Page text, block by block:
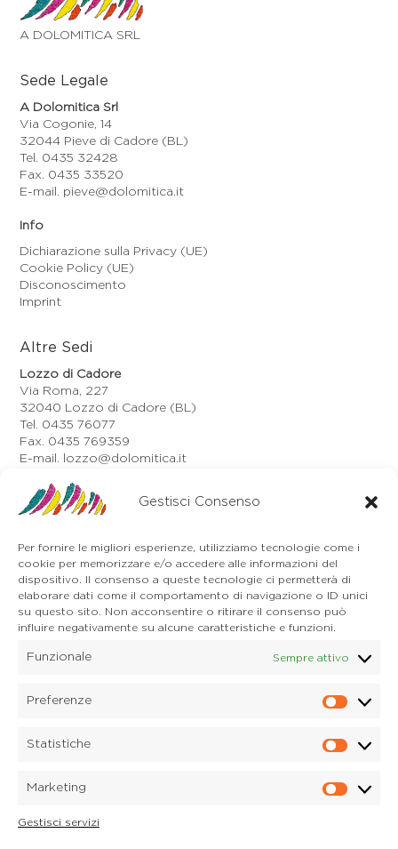
Gestisci Consenso
Per fornire le migliori esperienze, utilizziamo tecnologie come i
cookie per memorizzare e/o accedere alle informazioni del
dispositivo. Il consenso a queste tecnologie ci permetterà di
elaborare dati come il comportamento di navigazione o ID unici
su questo sito. Non acconsentire o ritirare il consenso può
influire negativamente su alcune caratteristiche e funzioni.
Funzionale Sempre attivo
Preferenze
Statistiche
Marketing
Gestisci servizi
A DOLOMITICA SRL
Sede Legale
A Dolomitica Srl
Via Cogonie, 14
32044 Pieve di Cadore (BL)
Tel. 0435 32428
Fax. 0435 33520
E-mail. pieve@dolomitica.it
Info
Dichiarazione sulla Privacy (UE)
Cookie Policy (UE)
Disconoscimento
Imprint
Altre Sedi
Lozzo di Cadore
Via Roma, 227
32040 Lozzo di Cadore (BL)
Tel. 0435 76077
Fax. 0435 769359
E-mail. lozzo@dolomitica.it
Auronzo di Cadore
Via Unione, 21/B
32041 Auronzo di Cadore (BL)
E-mail. auronzo@dolomitica.it
Cortina d'Ampezzo
32043 Cortina d'Ampezzo (BL)
Tel. 0436 4127
E-mail. pieve@dolomitica.it
S. Stefano di Cadore
32045 S. Stefano di Cadore - Comelico (BL)
32040 Candide di Comelico Superiore (BL)
E-mail. candide@dolomitica.it